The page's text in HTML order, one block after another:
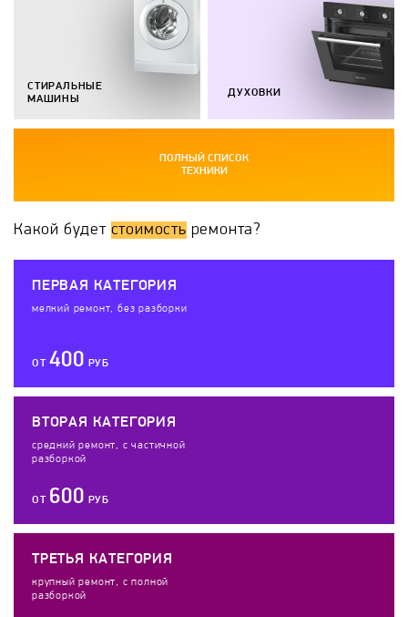
СТИРАЛЬНЫЕ
МАШИНЫ
ДУХОВКИ
ПОЛНЫЙ СПИСОК
ТЕХНИКИ
Какой будет стоимость ремонта?
ПЕРВАЯ КАТЕГОРИЯ
мелкий ремонт, без разборки
ОТ400 РУБ
ВТОРАЯ КАТЕГОРИЯ
средний ремонт, с частичной
разборкой
ОТ 600 РУБ
ТРЕТЬЯ КАТЕГОРИЯ
крупный ремонт, с полной
разборкой